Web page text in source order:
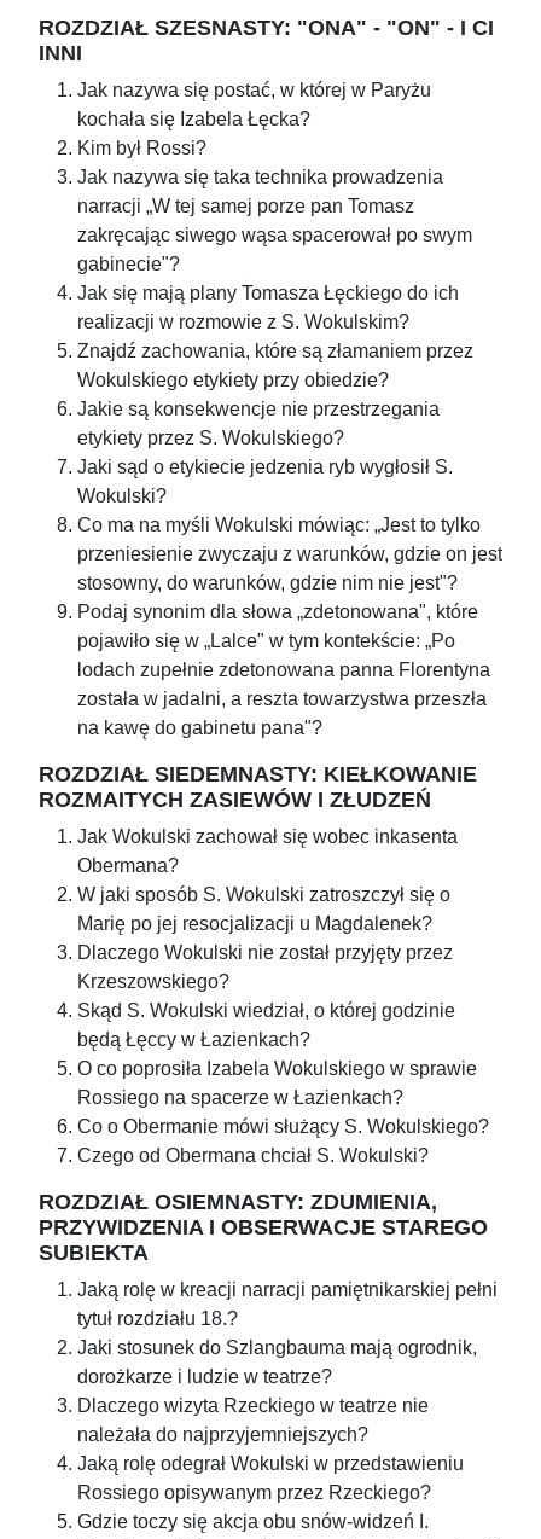
ROZDZIAŁ SZESNASTY: "ONA" - "ON" - I CI
INNI
Jak nazywa się postać, w której w Paryżu
kochała się Izabela Łęcka?
Kim był Rossi?
Jak nazywa się taka technika prowadzenia
narracji „W tej samej porze pan Tomasz
zakręcając siwego wąsa spacerował po swym
gabinecie"?
Jak się mają plany Tomasza Łęckiego do ich
realizacji w rozmowie z S. Wokulskim?
Znajdź zachowania, które są złamaniem przez
Wokulskiego etykiety przy obiedzie?
Jakie są konsekwencje nie przestrzegania
etykiety przez S. Wokulskiego?
Jaki sąd o etykiecie jedzenia ryb wygłosił S.
Wokulski?
Co ma na myśli Wokulski mówiąc: „Jest to tylko
przeniesienie zwyczaju z warunków, gdzie on jest
stosowny, do warunków, gdzie nim nie jest"?
Podaj synonim dla słowa „zdetonowana", które
pojawiło się w „Lalce" w tym kontekście: „Po
lodach zupełnie zdetonowana panna Florentyna
została w jadalni, a reszta towarzystwa przeszła
na kawę do gabinetu pana"?
ROZDZIAŁ SIEDEMNASTY: KIEŁKOWANIE
ROZMAITYCH ZASIEWÓW I ZŁUDZEŃ
Jak Wokulski zachował się wobec inkasenta
Obermana?
W jaki sposób S. Wokulski zatroszczył się o
Marię po jej resocjalizacji u Magdalenek?
Dlaczego Wokulski nie został przyjęty przez
Krzeszowskiego?
Skąd S. Wokulski wiedział, o której godzinie
będą Łęccy w Łazienkach?
O co poprosiła Izabela Wokulskiego w sprawie
Rossiego na spacerze w Łazienkach?
Co o Obermanie mówi służący S. Wokulskiego?
Czego od Obermana chciał S. Wokulski?
ROZDZIAŁ OSIEMNASTY: ZDUMIENIA,
PRZYWIDZENIA I OBSERWACJE STAREGO
SUBIEKTA
Jaką rolę w kreacji narracji pamiętnikarskiej pełni
tytuł rozdziału 18.?
Jaki stosunek do Szlangbauma mają ogrodnik,
dorożkarze i ludzie w teatrze?
Dlaczego wizyta Rzeckiego w teatrze nie
należała do najprzyjemniejszych?
Jaką rolę odegrał Wokulski w przedstawieniu
Rossiego opisywanym przez Rzeckiego?
Gdzie toczy się akcja obu snów-widzeń I.